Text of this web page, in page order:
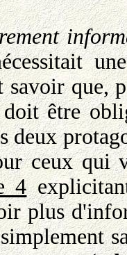
que,
doit être
deux
ceux qui
4
plus